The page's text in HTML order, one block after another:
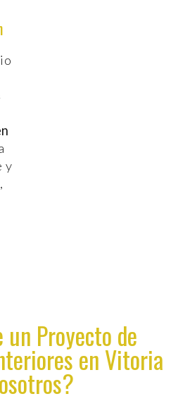
y
Proyecto de
en Vitoria